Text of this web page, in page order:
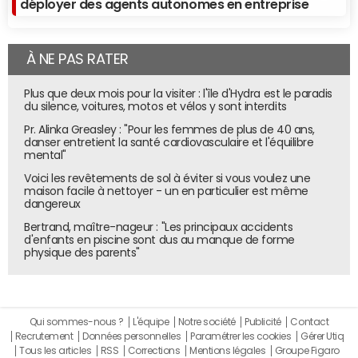
Forrester a classé les principales solutions de BI. L'axe note la stratégie,
de gauche (faible) à droite (forte). L'ordonnée note l'offre, de bas (faible)
déployer des agents autonomes en entreprise
À NE PAS RATER
Plus que deux mois pour la visiter : l'île d'Hydra est le paradis
du silence, voitures, motos et vélos y sont interdits
Pr. Alinka Greasley : "Pour les femmes de plus de 40 ans,
danser entretient la santé cardiovasculaire et l'équilibre
mental"
Voici les revêtements de sol à éviter si vous voulez une
maison facile à nettoyer - un en particulier est même
dangereux
Bertrand, maître-nageur : "Les principaux accidents
d'enfants en piscine sont dus au manque de forme
physique des parents"
Qui sommes-nous ? L'équipe Notre société Publicité
Contact
Recrutement
Données personnelles Paramétrer les cookies
Gérer Utiq
Tous les articles
RSS Corrections Mentions légales Groupe Figaro